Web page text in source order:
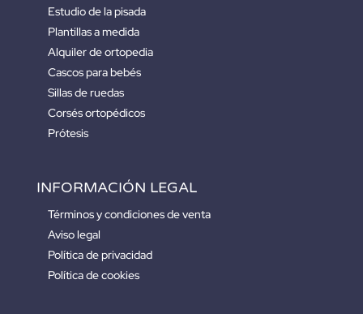
Estudio de la pisada
Plantillas a medida
Alquiler de ortopedia
Cascos para bebés
Sillas de ruedas
Corsés ortopédicos
Prótesis
INFORMACIÓN LEGAL
Términos y condiciones de venta
Aviso legal
Política de privacidad
Política de cookies